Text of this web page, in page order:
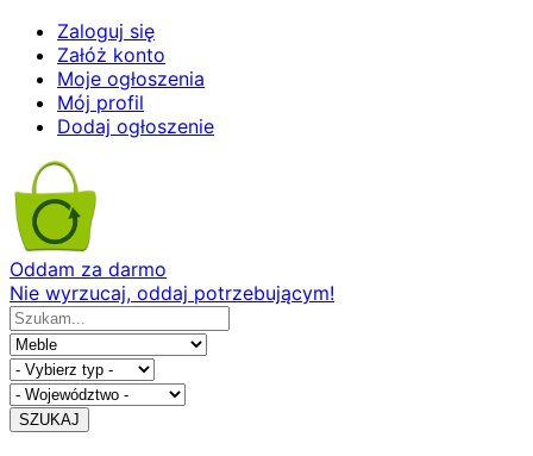
Zaloguj się
Załóż konto
Moje ogłoszenia
Mój profil
Dodaj ogłoszenie
Oddam za darmo
Nie wyrzucaj, oddaj potrzebującym!
SZUKAJ